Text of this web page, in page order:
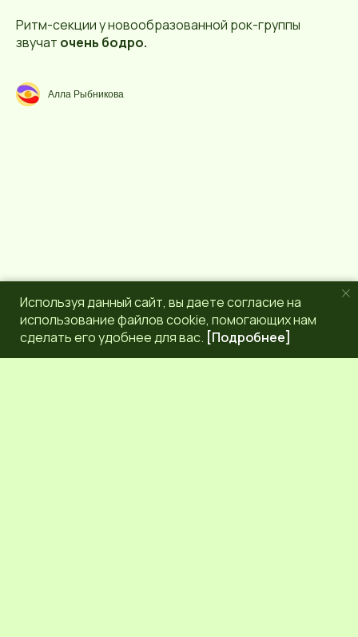
Ритм-секции у новообразованной рок-группы
звучат очень бодро.
Алла Рыбникова
Используя данный сайт, вы даете согласие на
использование файлов cookie, помогающих нам
сделать его удобнее для вас. [Подробнее]